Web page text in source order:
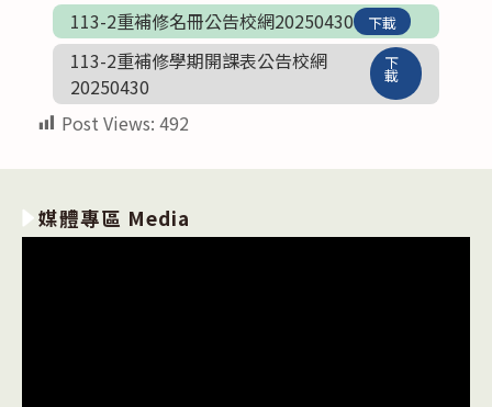
113-2重補修名冊公告校網20250430
下載
113-2重補修學期開課表公告校網
20250430
下
載
Post Views: 492
媒體專區 Media